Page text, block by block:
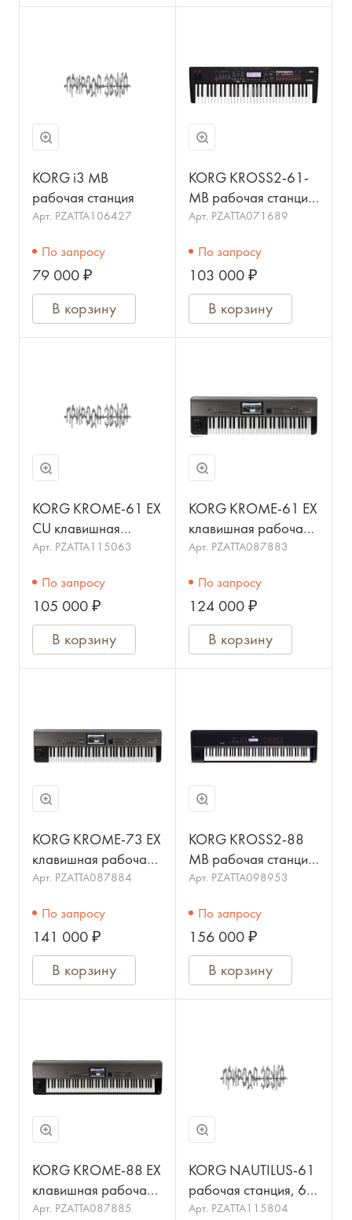
KORG i3 MB
рабочая станция
Арт. PZATTA106427
По запросу
79 000 ₽
В корзину
KORG KROSS2-61-
MB рабочая станция,
цвет черный. 61
тембров (768
предварительно
загружен
Арт. PZATTA071689
По запросу
103 000 ₽
В корзину
KORG KROME-61 EX
CU клавишная
рабочая станция, 61
память,
Арт. PZATTA115063
По запросу
105 000 ₽
В корзину
KORG KROME-61 EX
клавишная рабочая
станция, 61
память,
Арт. PZATTA087883
По запросу
124 000 ₽
В корзину
KORG KROME-73 EX
клавишная рабочая
станция, 73 клавиши,
Арт. PZATTA087884
По запросу
141 000 ₽
В корзину
KORG KROSS2-88
MB рабочая станция,
цвет черный
Арт. PZATTA098953
По запросу
156 000 ₽
В корзину
KORG KROME-88 EX
клавишная рабочая
станция, 88 клавиш,
Арт. PZATTA087885
KORG NAUTILUS-61
рабочая станция, 61
клавиша
Арт. PZATTA115804